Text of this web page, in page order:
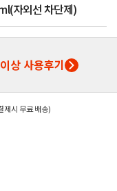
자외선 차단제)
상 사용후기
제시 무료 배송)